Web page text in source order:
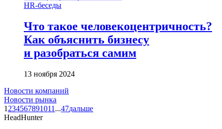
HR-беседы
Что такое человеко­центричность?
Как объяснить бизнесу
и разобраться самим
13 ноября 2024
Новости компаний
Новости рынка
1 234567891011 ...47дальше
HeadHunter